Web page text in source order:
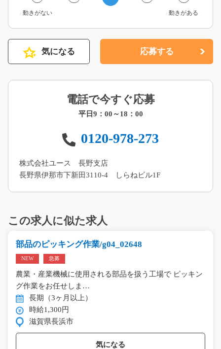
動きがない 動きがある
気になる 応募する
電話で今すぐ応募
平日9：00～18：00
0120-978-273
株式会社ユース 長野支店
長野県伊那市下新田3110-4 しらねビル1F
この求人に似た求人
部品のピッキング作業/g04_02648
NEW 急募
農業・産業機械に使用される部品を扱う工場で ピッキン
グ作業をお任せしま…
長期（3ヶ月以上）
時給1,300円
滋賀県長浜市
気になる